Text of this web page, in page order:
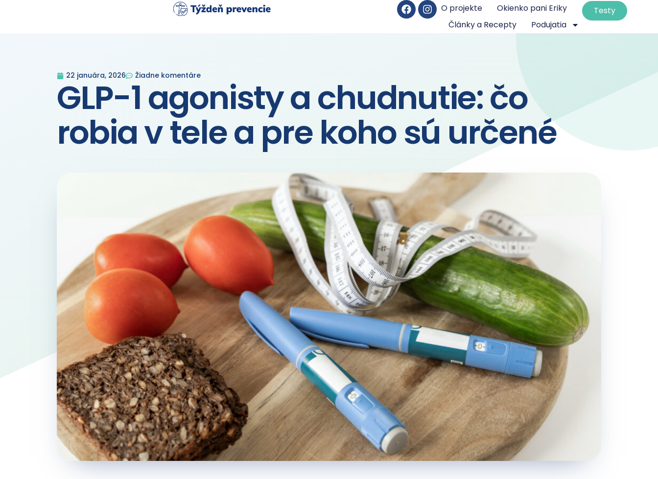
O projekte
Okienko pani Eriky
Články a Recepty
Podujatia
Testy
GLP-1 agonisty a chudnutie: čo
robia v tele a pre koho sú určené
22 januára, 2026 Žiadne komentáre
Nevyhnutné
Tieto súbory
cookie nie sú
voliteľné. Sú
potrebné pre
fungovanie
webovej
stránky.
Štatistiky
Aby sme
zlepšiť
funkčnosť
a štruktúru
webovej
stránky na
základe
spôsobu
používania
webovej
stránky.